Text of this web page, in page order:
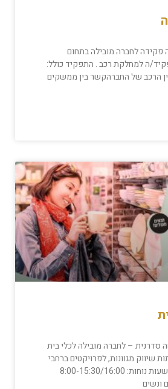
לחברה מובילה בתחום
ה למחלקת רכב . התפקיד כולל:
הרכב של החברהקשר בין ממשקים
סדרנית – לחברה מובילה לכלי בית
שיווק מגוונות, לפרויקטים ברחבי
הארץ.העבודה הינה בשעות נוחות: 8:00-15:30/16:00
ונשים